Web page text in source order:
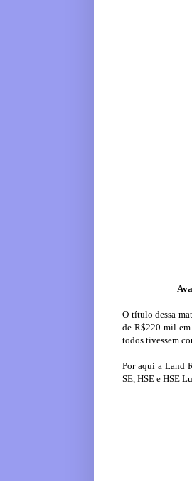
O título dessa
de R$220 mil
todos tivessem
Por aqui a Land
SE, HSE e HSE